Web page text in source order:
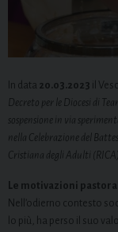
In data 20.03.2023 il
Decreto per le Diocesi di
sospensione in via
nella Celebrazione del
Cristiana degli Adulti (RICA).
Le motivazioni
Nell’odierno contesto
lo più, ha perso il suo